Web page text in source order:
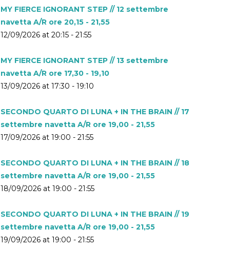
MY FIERCE IGNORANT STEP // 12 settembre
navetta A/R ore 20,15 - 21,55
12/09/2026 at 20:15 - 21:55
MY FIERCE IGNORANT STEP // 13 settembre
navetta A/R ore 17,30 - 19,10
13/09/2026 at 17:30 - 19:10
SECONDO QUARTO DI LUNA + IN THE BRAIN // 17
settembre navetta A/R ore 19,00 - 21,55
17/09/2026 at 19:00 - 21:55
SECONDO QUARTO DI LUNA + IN THE BRAIN // 18
settembre navetta A/R ore 19,00 - 21,55
18/09/2026 at 19:00 - 21:55
SECONDO QUARTO DI LUNA + IN THE BRAIN // 19
settembre navetta A/R ore 19,00 - 21,55
19/09/2026 at 19:00 - 21:55